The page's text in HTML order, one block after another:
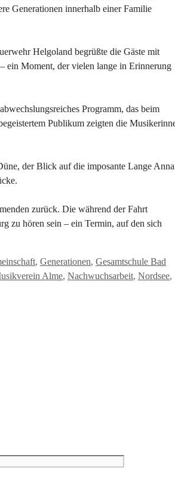
Generationen innerhalb einer Familie
Helgoland begrüßte die Gäste mit
ein Moment, der vielen lange in Erinnerung
Programm, das beim
Publikum zeigten die
der Blick auf die imposante Lange Anna
zurück. Die während der Fahrt
zu hören sein – ein Termin, auf den sich
, Generationen, Gesamtschule Bad
Alme, Nachwuchsarbeit, Nordsee,